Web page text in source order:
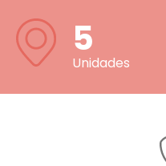
5
Unidades